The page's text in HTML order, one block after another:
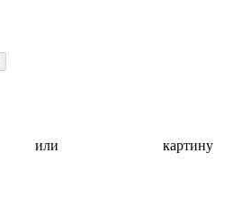
или
картину